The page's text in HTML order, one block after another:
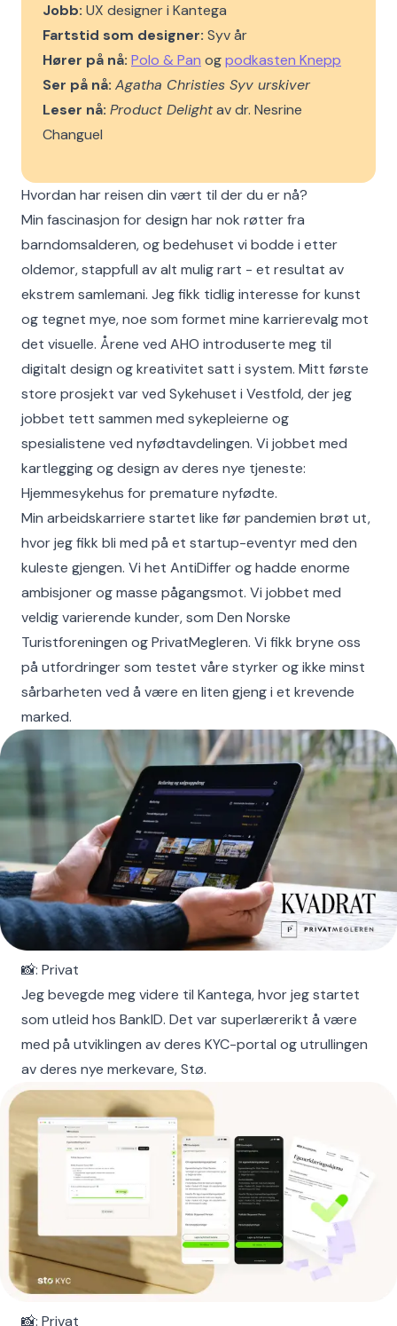
Jobb: UX designer i Kantega
Fartstid som designer: Syv år
Hører på nå: Polo & Pan ogpodkasten Knepp
Ser på nå: Agatha Christies Syv urskiver
Leser nå: Product Delightav dr. Nesrine
Changuel
Hvordan har reisen din vært til der du er nå?
Min fascinasjon for design har nok røtter fra
barndomsalderen, og bedehuset vi bodde i etter
oldemor, stappfull av alt mulig rart - et resultat av
ekstrem samlemani. Jeg fikk tidlig interesse for kunst
og tegnet mye, noe som formet mine karrierevalg mot
det visuelle. Årene ved AHO introduserte meg til
digitalt design og kreativitet satt i system. Mitt første
store prosjekt var ved Sykehuset i Vestfold, der jeg
jobbet tett sammen med sykepleierne og
spesialistene ved nyfødtavdelingen. Vi jobbet med
kartlegging og design av deres nye tjeneste:
Hjemmesykehus for premature nyfødte.
Min arbeidskarriere startet like før pandemien brøt ut,
hvor jeg fikk bli med på et startup-eventyr med den
kuleste gjengen. Vi het AntiDiffer og hadde enorme
ambisjoner og masse pågangsmot. Vi jobbet med
veldig varierende kunder, som Den Norske
Turistforeningen og PrivatMegleren. Vi fikk bryne oss
på utfordringer som testet våre styrker og ikke minst
sårbarheten ved å være en liten gjeng i et krevende
marked.
📸: Privat
Jeg bevegde meg videre til Kantega, hvor jeg startet
som utleid hos BankID. Det var superlærerikt å være
med på utviklingen av deres KYC-portal og utrullingen
av deres nye merkevare, Stø.
📸: Privat